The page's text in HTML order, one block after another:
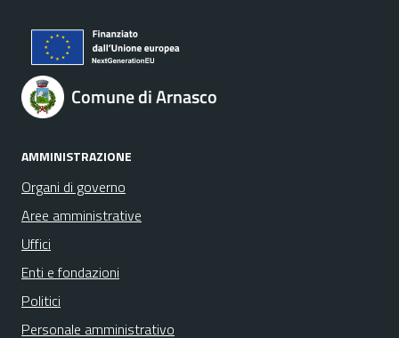
Comune di Arnasco
AMMINISTRAZIONE
Organi di governo
Aree amministrative
Uffici
Enti e fondazioni
Politici
Personale amministrativo